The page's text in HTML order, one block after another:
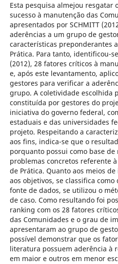
Esta pesquisa almejou resgatar
sucesso à manutenção das
apresentados por SCHMITT
aderências a um grupo de
características preponderantes
Prática. Para tanto, identificou-
(2012), 28 fatores críticos à
e, após este levantamento,
gestores para verificar a
grupo. A coletividade escolhida
constituída por gestores do
iniciativa do governo federal,
estaduais e das universidades
projeto. Respeitando a
aos fins, indica-se que o
porquanto possui como base de
problemas concretos referente
de Prática. Quanto aos meios
aos objetivos, se classifica
fonte de dados, se utilizou o
de caso. Como resultando foi
ranking com os 28 fatores
das Comunidades e o grau de
apresentaram ao grupo de
possível demonstrar que os
literatura possuem aderência à
em maior e outros em menor